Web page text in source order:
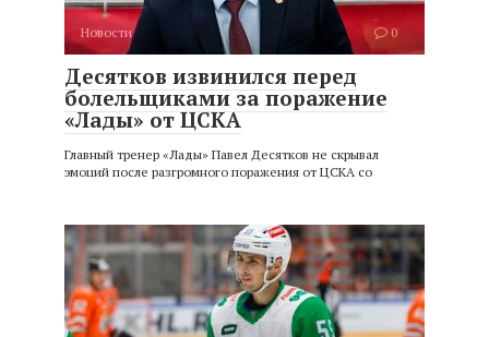
Новости 0
Десятков извинился перед
болельщиками за поражение
«Лады» от ЦСКА
Главный тренер «Лады» Павел Десятков не скрывал
эмоций после разгромного поражения от ЦСКА со